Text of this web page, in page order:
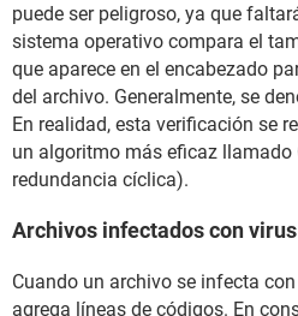
puede ser peligroso, ya que
sistema operativo compara el
que aparece en el encabezado
del archivo. Generalmente, se
En realidad, esta verificación se
un algoritmo más eficaz llamado
redundancia cíclica).
Archivos infectados con virus
Cuando un archivo se infecta
agrega líneas de códigos. En